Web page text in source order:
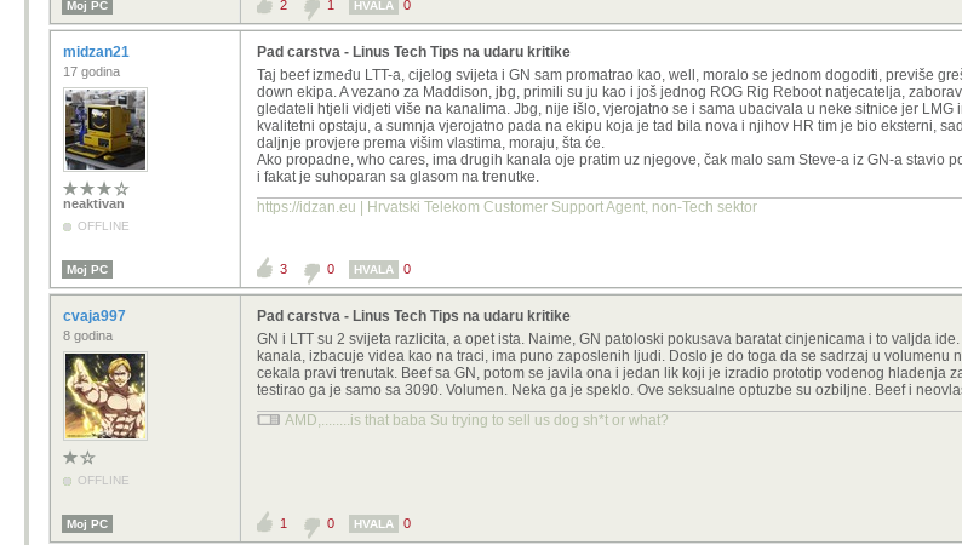
Moj PC 2 1 HVALA 0
midzan21
17 godina
neaktivan
OFFLINE
Pad carstva - Linus Tech Tips na udaru kritike
Taj beef između LTT-a, cijelog svijeta i GN sam promatrao kao, well, moralo se jednom dogoditi, previše
down ekipa. A vezano za Maddison, jbg, primili su ju kao i još jednog ROG Rig Reboot natjecatelja,
gledateli htjeli vidjeti više na kanalima. Jbg, nije išlo, vjerojatno se i sama ubacivala u neke sitnice jer LMG
kvalitetni opstaju, a sumnja vjerojatno pada na ekipu koja je tad bila nova i njihov HR tim je bio eksterni,
daljnje provjere prema višim vlastima, moraju, šta će.
Ako propadne, who cares, ima drugih kanala oje pratim uz njegove, čak malo sam Steve-a iz GN-a stavio
i fakat je suhoparan sa glasom na trenutke.
https://idzan.eu | Hrvatski Telekom Customer Support Agent, non-Tech sektor
Moj PC 3 0 HVALA 0
cvaja997
8 godina
OFFLINE
Pad carstva - Linus Tech Tips na udaru kritike
GN i LTT su 2 svijeta razlicita, a opet ista. Naime, GN patoloski pokusava baratat cinjenicama i to valjda
kanala, izbacuje videa kao na traci, ima puno zaposlenih ljudi. Doslo je do toga da se sadrzaj u volumenu
cekala pravi trenutak. Beef sa GN, potom se javila ona i jedan lik koji je izradio prototip vodenog hladenja
testirao ga je samo sa 3090. Volumen. Neka ga je speklo. Ove seksualne optuzbe su ozbiljne. Beef i
AMD,........is that baba Su trying to sell us dog sh*t or what?
Moj PC 1 0 HVALA 0